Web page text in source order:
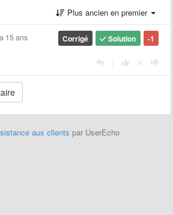
Plus ancien en premier
-1
Solution
Corrigé
15 ans
aux clients par UserEcho